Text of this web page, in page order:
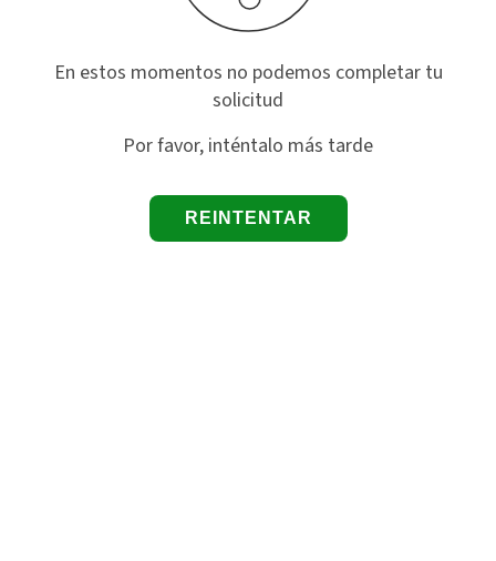
En estos momentos no podemos completar tu
solicitud
Por favor, inténtalo más tarde
REINTENTAR